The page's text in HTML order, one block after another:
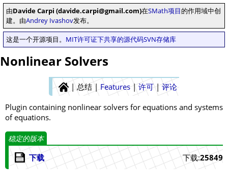
由Davide Carpi (davide.carpi@gmail.com)在SMath项目的作用域中创
建。由Andrey Ivashov发布。
这是一个开源项目。 MIT许可证下共享的源代码SVN存储库
Nonlinear Solvers
| 总结 | Features | 许可 | 评论
Plugin containing nonlinear solvers for equations and systems
of equations.
稳定的版本
下载:25849
下载